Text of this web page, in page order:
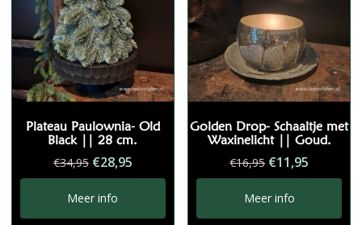
Plateau Paulownia- Old
Black || 28 cm.
€34,95 Oorspronkelijke
prijs
was:
€34,95.
€28,95Huidige
prijs
€28,95.
Meer info
Golden Drop- Schaaltje met
Waxinelicht || Goud.
€16,95
prijs
was:
€16,95.
€11,95
prijs
€11,95.
Meer info